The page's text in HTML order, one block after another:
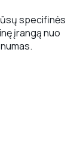
specifinės
įrangą nuo